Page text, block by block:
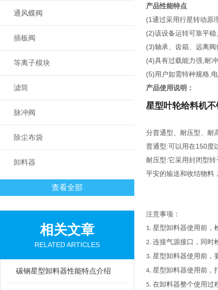
通风蝶阀
插板阀
等离子模块
滤筒
脉冲阀
除尘布袋
卸料器
查看全部
相关文章
RELATED ARTICLES
碳钢星型卸料器性能特点介绍
产品性能特点
(1通过采用行星转动原
(2)该设备运转可靠平
(3)轴承、齿箱、远离
(4)具有过载能力强,耐
(5)用户如需特种规格,
产品使用说明：
星型叶轮给料机
分普通型、耐压型、耐
普通型:可以用在150度
耐压型:它采用封闭型
平安的输送和收结物料
注意事项：
1. 星型卸料器使用前，
2. 连接气源接口，同时
3. 星型卸料器使用前，
4. 星型卸料器使用前，
5. 在卸料器整个使用过